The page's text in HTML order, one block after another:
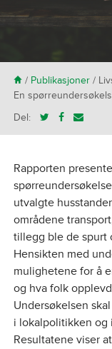
H/ Publikasjoner/
En
Del:
Rapporten
utvalgte
områdene
tillegg ble de spurt
Hensikten med
mulighetene for å
og hva folk
Undersøkelsen
i lokalpolitikken og
Resultatene viser